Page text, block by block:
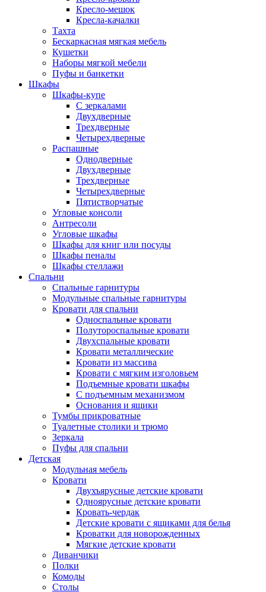
Кресло-мешок
Кресла-качалки
Тахта
Бескаркасная мягкая мебель
Кушетки
Наборы мягкой мебели
Пуфы и банкетки
Шкафы
Шкафы-купе
С зеркалами
Двухдверные
Трехдверные
Четырехдверные
Распашные
Однодверные
Двухдверные
Трехдверные
Четырехдверные
Пятистворчатые
Угловые консоли
Антресоли
Угловые шкафы
Шкафы для книг или посуды
Шкафы пеналы
Шкафы стеллажи
Спальни
Спальные гарнитуры
Модульные спальные гарнитуры
Кровати для спальни
Односпальные кровати
Полутороспальные кровати
Двухспальные кровати
Кровати металлические
Кровати из массива
Кровати с мягким изголовьем
Подъемные кровати шкафы
С подъемным механизмом
Основания и ящики
Тумбы прикроватные
Туалетные столики и трюмо
Зеркала
Пуфы для спальни
Детская
Модульная мебель
Кровати
Двухъярусные детские кровати
Одноярусные детские кровати
Кровать-чердак
Детские кровати с ящиками для белья
Кроватки для новорожденных
Мягкие детские кровати
Диванчики
Полки
Комоды
Столы